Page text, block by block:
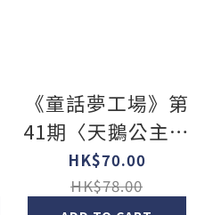
《童話夢工場》第
41期〈天鵝公主的
魔法紫水晶〉
HK$70.00
HK$78.00